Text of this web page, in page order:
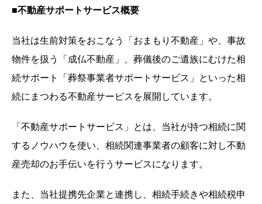
■不動産サポートサービス概要
当社は生前対策をおこなう「おまもり不動産」や、事故
物件を扱う「成仏不動産」、葬儀後のご遺族にむけた相
続サポート「葬祭事業者サポートサービス」といった相
続にまつわる不動産サービスを展開しています。
「不動産サポートサービス」とは、当社が持つ相続に関
するノウハウを使い、相続関連事業者の顧客に対し不動
産売却のお手伝いを行うサービスになります。
また、当社提携先企業と連携し、相続手続きや相続税申